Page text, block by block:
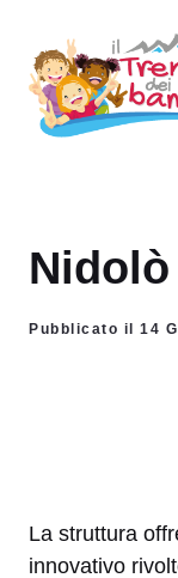
contenuto
Pubblicato il 14
La struttura
innovativo